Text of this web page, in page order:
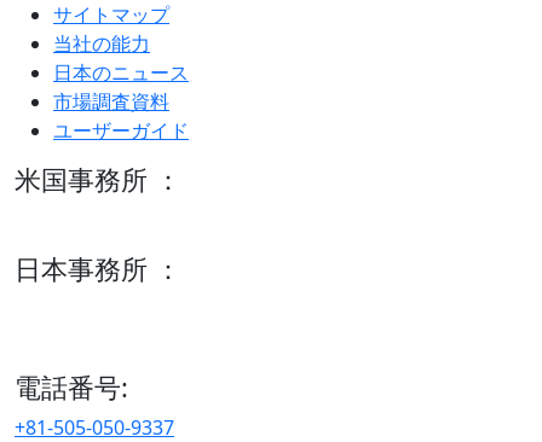
サイトマップ
当社の能力
日本のニュース
市場調査資料
ユーザーガイド
米国事務所 ：
日本事務所 ：
電話番号:
+81-505-050-9337